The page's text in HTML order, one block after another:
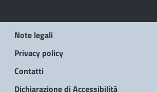
Note legali
Privacy policy
Contatti
Dichiarazione di Accessibilità